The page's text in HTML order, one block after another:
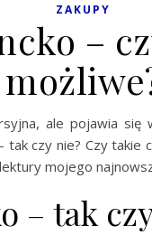
ZAKUPY
–
ale pojawia
tak czy nie? Czy
mojego
– tak